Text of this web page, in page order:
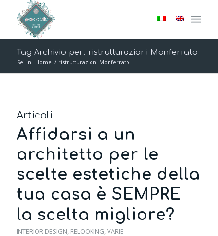
Tag Archivio per: ristrutturazioni Monferrato
Sei in: Home / ristrutturazioni Monferrato
Articoli
Affidarsi a un
architetto per le
scelte estetiche della
tua casa è SEMPRE
la scelta migliore?
INTERIOR DESIGN, RELOOKING,VARIE